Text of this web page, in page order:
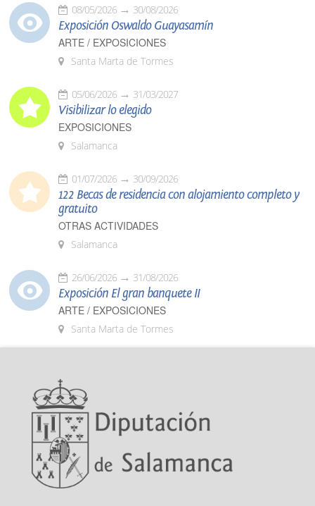
08/05/2026 30/08/2026
Exposición Oswaldo Guayasamín
ARTE / EXPOSICIONES
Santa Marta de Tormes
05/06/2026 31/03/2027
Visibilizar lo elegido
EXPOSICIONES
Salamanca
01/07/2026 30/09/2026
122 Becas de residencia con alojamiento completo y
gratuito
OTRAS ACTIVIDADES
Salamanca
26/06/2026 31/08/2026
Exposición El gran banquete II
ARTE / EXPOSICIONES
Santa Marta de Tormes